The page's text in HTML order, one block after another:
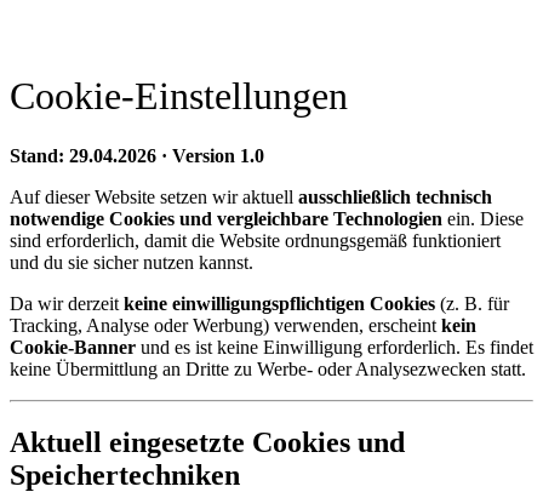
Cookie-Einstellungen
Stand: 29.04.2026 · Version 1.0
Auf dieser Website setzen wir aktuell ausschließlich technisch
notwendige Cookies und vergleichbare Technologien ein. Diese
sind erforderlich, damit die Website ordnungsgemäß funktioniert
und du sie sicher nutzen kannst.
Da wir derzeit keine einwilligungspflichtigen Cookies (z. B. für
Tracking, Analyse oder Werbung) verwenden, erscheint kein
Cookie-Banner und es ist keine Einwilligung erforderlich. Es findet
keine Übermittlung an Dritte zu Werbe- oder Analysezwecken statt.
Aktuell eingesetzte Cookies und
Speichertechniken